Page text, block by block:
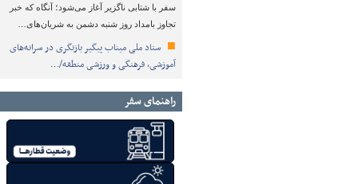
سفر با شتابی ناگزیر آغاز می‌شود؛ آنگاه که خبر
تجاوز بامداد روز شنبه دشمن به شریان‌های…
ستاد ملی میناب پیگیر بازنگری در سرانه‌های
آموزشی، فرهنگی و ورزشی منطقه/…
راهنمای سفر